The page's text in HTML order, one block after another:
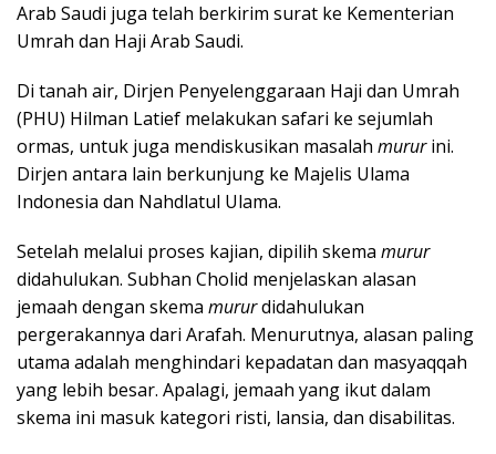
Arab Saudi juga telah berkirim surat ke Kementerian
Umrah dan Haji Arab Saudi.
Di tanah air, Dirjen Penyelenggaraan Haji dan Umrah
(PHU) Hilman Latief melakukan safari ke sejumlah
ormas, untuk juga mendiskusikan masalah mururini.
Dirjen antara lain berkunjung ke Majelis Ulama
Indonesia dan Nahdlatul Ulama.
Setelah melalui proses kajian, dipilih skema murur
didahulukan. Subhan Cholid menjelaskan alasan
jemaah dengan skema mururdidahulukan
pergerakannya dari Arafah. Menurutnya, alasan paling
utama adalah menghindari kepadatan dan masyaqqah
yang lebih besar. Apalagi, jemaah yang ikut dalam
skema ini masuk kategori risti, lansia, dan disabilitas.